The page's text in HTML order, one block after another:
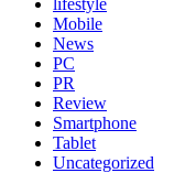
lifestyle
Mobile
News
PC
PR
Review
Smartphone
Tablet
Uncategorized